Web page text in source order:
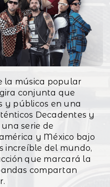
la música popular
conjunta que
y públicos en una
Decadentes y
serie de
y México bajo
increíble del mundo,
que marcará la
compartan